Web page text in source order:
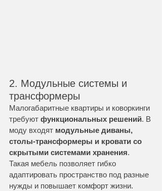
2. Модульные системы и
трансформеры
Малогабаритные квартиры и коворкинги
требуют функциональных решений. В
моду входят модульные диваны,
столы-трансформеры и кровати со
скрытыми системами хранения.
Такая мебель позволяет гибко
адаптировать пространство под разные
нужды и повышает комфорт жизни.